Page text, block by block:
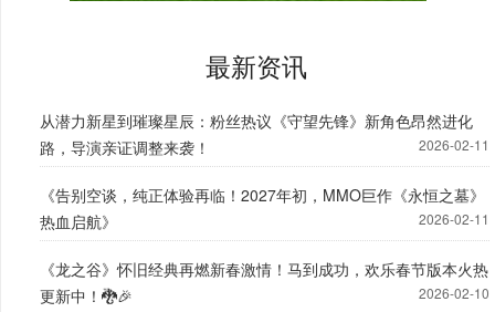
最新资讯
从潜力新星到璀璨星辰：粉丝热议《守望先锋》新角色昂然进化
路，导演亲证调整来袭！
2026-02-11
《告别空谈，纯正体验再临！2027年初，MMO巨作《永恒之墓》
热血启航》
2026-02-11
《龙之谷》怀旧经典再燃新春激情！马到成功，欢乐春节版本火热
更新中！🐉🎉
2026-02-10